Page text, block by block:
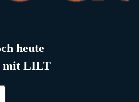
heute
mit LILT